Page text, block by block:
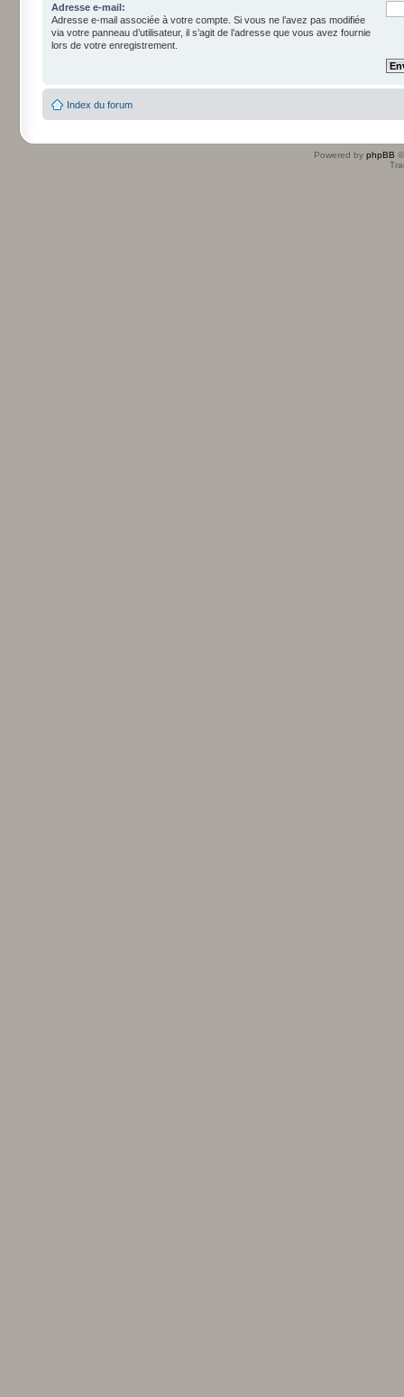
Adresse e-mail:
Adresse e-mail associée à votre compte. Si vous ne l’avez pas modifiée
via votre panneau d’utilisateur, il s’agit de l’adresse que vous avez fournie
lors de votre enregistrement.
Index du forum
Powered by phpBB